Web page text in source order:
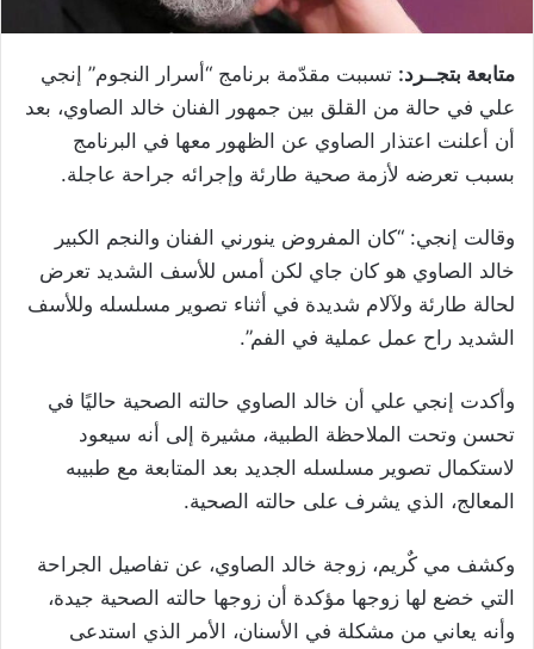
متابعة بتجــرد: تسببت مقدّمة برنامج “أسرار النجوم” إنجي
علي في حالة من القلق بين جمهور الفنان خالد الصاوي، بعد
أن أعلنت اعتذار الصاوي عن الظهور معها في البرنامج
بسبب تعرضه لأزمة صحية طارئة وإجرائه جراحة عاجلة.
وقالت إنجي: “كان المفروض ينورني الفنان والنجم الكبير
خالد الصاوي هو كان جاي لكن أمس للأسف الشديد تعرض
لحالة طارئة ولآلام شديدة في أثناء تصوير مسلسله وللأسف
الشديد راح عمل عملية في الفم”.
وأكدت إنجي علي أن خالد الصاوي حالته الصحية حاليًا في
تحسن وتحت الملاحظة الطبية، مشيرة إلى أنه سيعود
لاستكمال تصوير مسلسله الجديد بعد المتابعة مع طبيبه
المعالج، الذي يشرف على حالته الصحية.
وكشف مي كٌريم، زوجة خالد الصاوي، عن تفاصيل الجراحة
التي خضع لها زوجها مؤكدة أن زوجها حالته الصحية جيدة،
وأنه يعاني من مشكلة في الأسنان، الأمر الذي استدعى